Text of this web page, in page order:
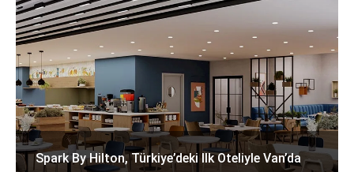
Spark By Hilton, Türkiye’deki Ilk Oteliyle Van’da